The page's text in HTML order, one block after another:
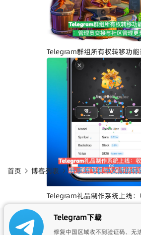
计、iOS Liquid Glass优化与
升
Telegram群组所有权转移功
员交接与社区管理更灵活
Telegram礼品制作系统上线
成、稀有等级与礼品市场玩法
首页 博客列表 分享纸飞机中文版的特
©2026 Telegram中文版 & All Rights
Telegram中文版APK，访问Telegram中
Telegram下载
修复中国区域收不到验证码、无